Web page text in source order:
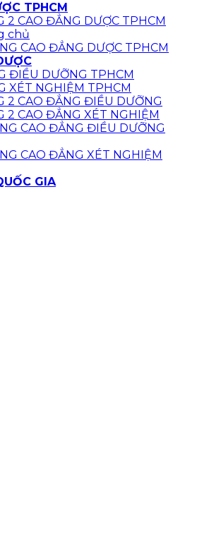
TPHCM
2 CAO ĐẲNG DƯỢC TPHCM
chủ
CAO ĐẲNG DƯỢC TPHCM
ĐIỀU DƯỠNG TPHCM
XÉT NGHIỆM TPHCM
2 CAO ĐẲNG ĐIỀU DƯỠNG
2 CAO ĐẲNG XÉT NGHIỆM
CAO ĐẲNG ĐIỀU DƯỠNG
CAO ĐẲNG XÉT NGHIỆM
GIA